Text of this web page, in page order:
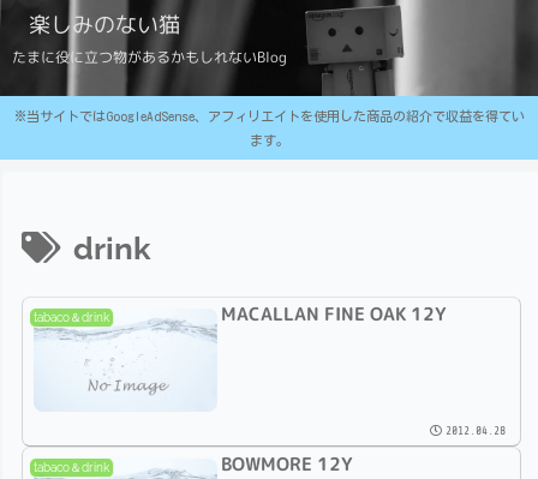
楽しみのない猫
たまに役に立つ物があるかもしれないBlog
※当サイトではGoogleAdSense、アフィリエイトを使用した商品の紹介で収益を得てい
ます。
drink
tabaco＆drink MACALLAN FINE OAK 12Y
2012.04.28
tabaco＆drink BOWMORE 12Y